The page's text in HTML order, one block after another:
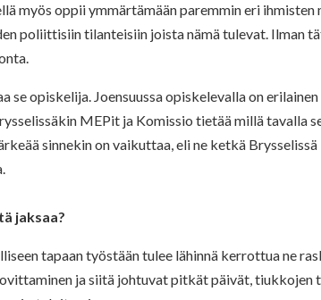
myös oppii ymmärtämään paremmin eri
poliittisiin tilanteisiin joista nämä tulevat. Ilman
se opiskelija. Joensuussa opiskelevalla on
MEPit ja Komissio tietää millä tavalla
sinnekin on vaikuttaa, eli ne ketkä
jaksaa?
tapaan työstään tulee lähinnä kerrottua ne
ja siitä johtuvat pitkät päivät, tiukkojen